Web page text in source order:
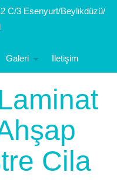
C/3 Esenyurt/Beylikdüzü/
Galeri İletişim